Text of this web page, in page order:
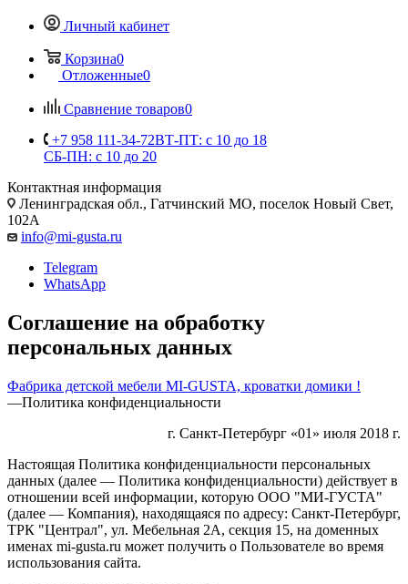
Личный кабинет
Корзина0
Отложенные0
Сравнение товаров0
+7 958 111-34-72ВТ-ПТ: с 10 до 18
СБ-ПН: с 10 до 20
Контактная информация
Ленинградская обл., Гатчинский МО, поселок Новый Свет,
102А
info@mi-gusta.ru
Telegram
WhatsApp
Соглашение на обработку
персональных данных
Фабрика детской мебели MI-GUSTA, кроватки домики !
—Политика конфиденциальности
г. Санкт-Петербург «01» июля 2018 г.
Настоящая Политика конфиденциальности персональных
данных (далее — Политика конфиденциальности) действует в
отношении всей информации, которую ООО "МИ-ГУСТА"
(далее — Компания), находящаяся по адресу: Санкт-Петербург,
ТРК "Централ", ул. Мебельная 2А, секция 15, на доменных
именах mi-gusta.ru может получить о Пользователе во время
использования сайта.